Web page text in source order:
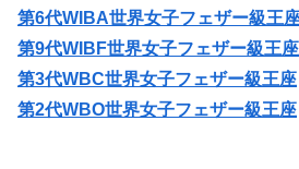
第6代WIBA世界女子フェザー級王
第9代WIBF世界女子フェザー級王座
第3代WBC世界女子フェザー級王座
第2代WBO世界女子フェザー級王座